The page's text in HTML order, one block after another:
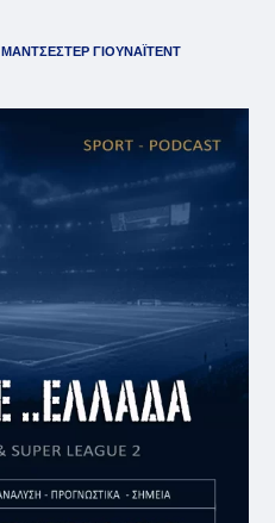
ΜΑΝΤΣΕΣΤΕΡ ΓΙΟΥΝΑΪΤΕΝΤ